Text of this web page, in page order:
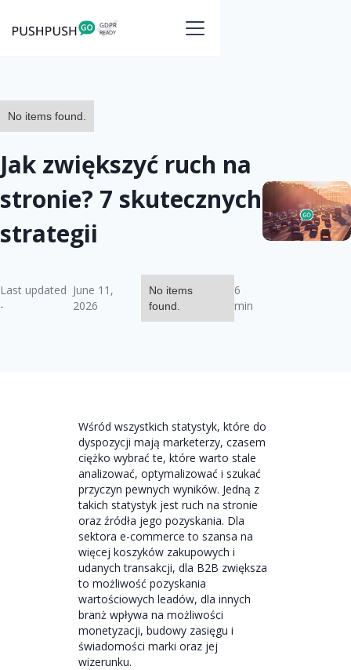
No items found.
Jak zwiększyć ruch na
stronie? 7 skutecznych
strategii
Last updated
-
June 11,
2026
No items
found.
6
min
Wśród wszystkich statystyk, które do
dyspozycji mają marketerzy, czasem
ciężko wybrać te, które warto stale
analizować, optymalizować i szukać
przyczyn pewnych wyników. Jedną z
takich statystyk jest ruch na stronie
oraz źródła jego pozyskania. Dla
sektora e-commerce to szansa na
więcej koszyków zakupowych i
udanych transakcji, dla B2B zwiększa
to możliwość pozyskania
wartościowych leadów, dla innych
branż wpływa na możliwości
monetyzacji, budowy zasięgu i
świadomości marki oraz jej
wizerunku.